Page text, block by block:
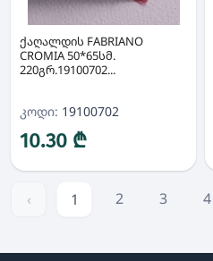
ქაღალდის FABRIANO
CROMIA 50*65სმ.
220გრ.19100702...
კოდი: 19100702
10.30 ₾
‹ 1 2 3 4